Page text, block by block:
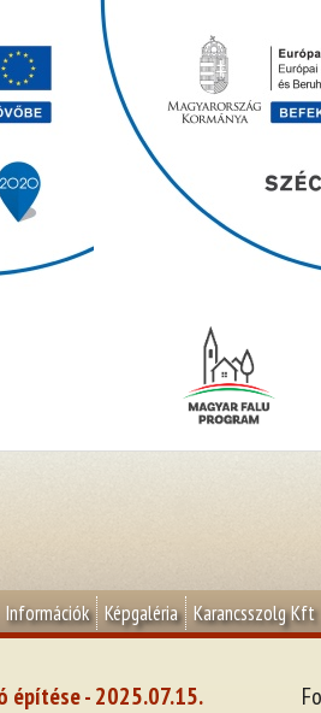
Információk Képgaléria Karancsszolg Kft
építése - 2025.07.15.